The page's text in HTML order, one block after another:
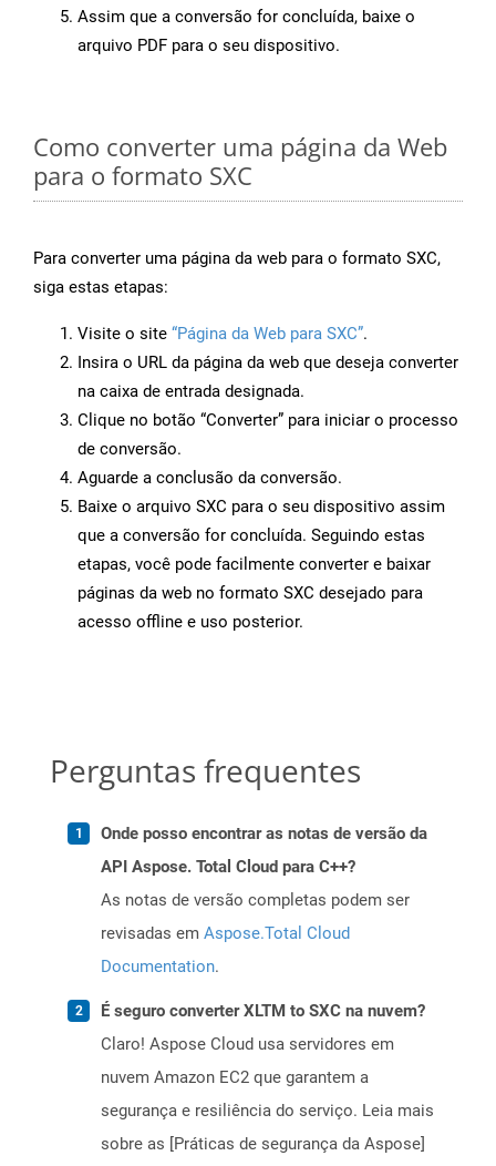
Assim que a conversão for concluída, baixe o
arquivo PDF para o seu dispositivo.
Como converter uma página da Web
para o formato SXC
Para converter uma página da web para o formato SXC,
siga estas etapas:
Visite o site “Página da Web para SXC”.
Insira o URL da página da web que deseja converter
na caixa de entrada designada.
Clique no botão “Converter” para iniciar o processo
de conversão.
Aguarde a conclusão da conversão.
Baixe o arquivo SXC para o seu dispositivo assim
que a conversão for concluída. Seguindo estas
etapas, você pode facilmente converter e baixar
páginas da web no formato SXC desejado para
acesso offline e uso posterior.
Perguntas frequentes
Onde posso encontrar as notas de versão da
API Aspose. Total Cloud para C++?
As notas de versão completas podem ser
revisadas em Aspose.Total Cloud
Documentation.
É seguro converter XLTM to SXC na nuvem?
Claro! Aspose Cloud usa servidores em
nuvem Amazon EC2 que garantem a
segurança e resiliência do serviço. Leia mais
sobre as [Práticas de segurança da Aspose]